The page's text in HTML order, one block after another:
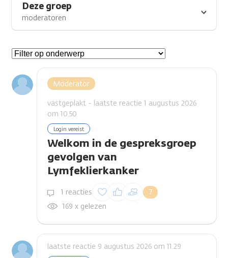
Deze groep
moderatoren
Gespreksonderwerpen
Moderator
vastgeplakt - laatste reactie 1 augustus 2026
om 10.50
Login vereist
Welkom in de gespreksgroep
gevolgen van
Lymfeklierkanker
1 reacties 7
Inloggen om een
reactie te plaatsen
169 x gelezen
laatste reactie 9 augustus 2026 om 11.29